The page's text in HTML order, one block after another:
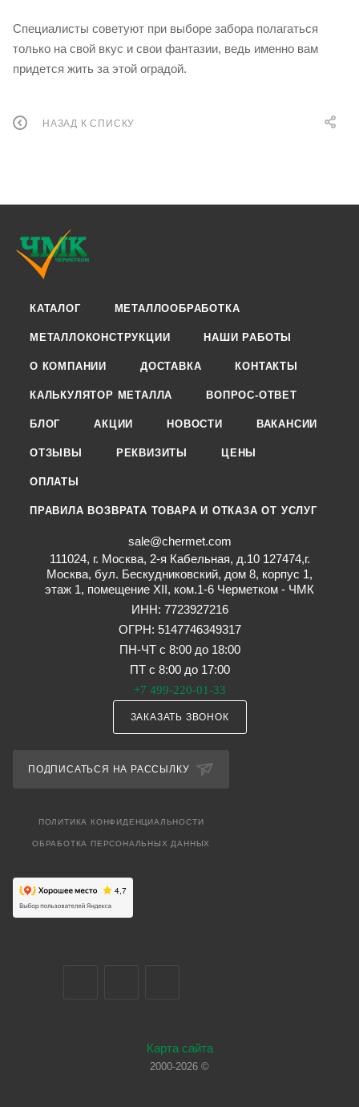
Специалисты советуют при выборе забора полагаться
только на свой вкус и свои фантазии, ведь именно вам
придется жить за этой оградой.
НАЗАД К СПИСКУ
КАТАЛОГ МЕТАЛЛООБРАБОТКА
МЕТАЛЛОКОНСТРУКЦИИ НАШИ РАБОТЫ
О КОМПАНИИ ДОСТАВКА КОНТАКТЫ
КАЛЬКУЛЯТОР МЕТАЛЛА ВОПРОС-ОТВЕТ
БЛОГ АКЦИИ НОВОСТИ ВАКАНСИИ
ОТЗЫВЫ РЕКВИЗИТЫ ЦЕНЫ
ОПЛАТЫ
ПРАВИЛА ВОЗВРАТА ТОВАРА И ОТКАЗА ОТ УСЛУГ
sale@chermet.com
111024, г. Москва, 2-я Кабельная, д.10 127474,г.
Москва, бул. Бескудниковский, дом 8, корпус 1,
этаж 1, помещение XII, ком.1-6 Черметком - ЧМК
ИНН: 7723927216
ОГРН: 5147746349317
ПН-ЧТ с 8:00 до 18:00
ПТ с 8:00 до 17:00
+7 499-220-01-33
ЗАКАЗАТЬ ЗВОНОК
ПОДПИСАТЬСЯ НА РАССЫЛКУ
ПОЛИТИКА КОНФИДЕНЦИАЛЬНОСТИ
ОБРАБОТКА ПЕРСОНАЛЬНЫХ ДАННЫХ
Карта сайта
2000-2026 ©